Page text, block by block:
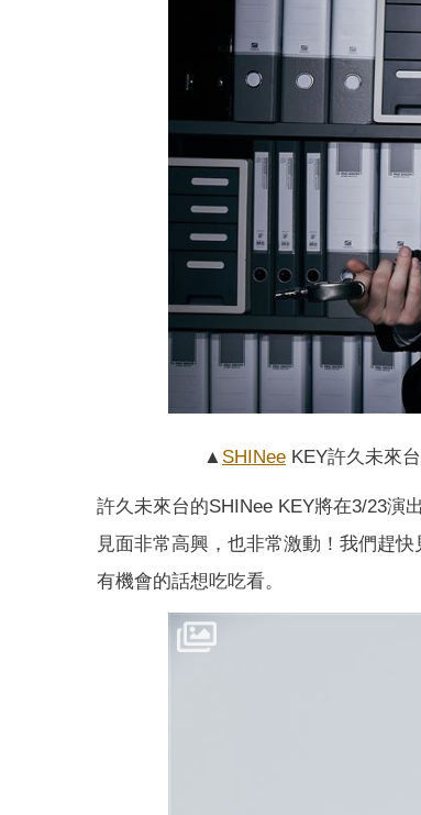
▲ SHINee KEY許久未來
許久未來台的SHINee KEY將在3/23演
見面非常高興， 也非常激動！我們趕快
有機會的話想吃吃看。